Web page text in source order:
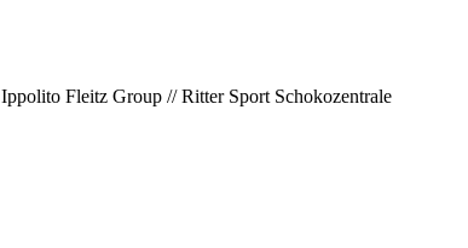
Ippolito Fleitz Group // Ritter Sport Schokozentrale